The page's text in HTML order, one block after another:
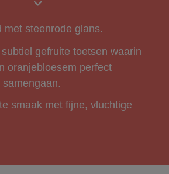
met steenrode glans.
gefruite toetsen waarin
oranjebloesem perfect
smaak met fijne, vluchtige